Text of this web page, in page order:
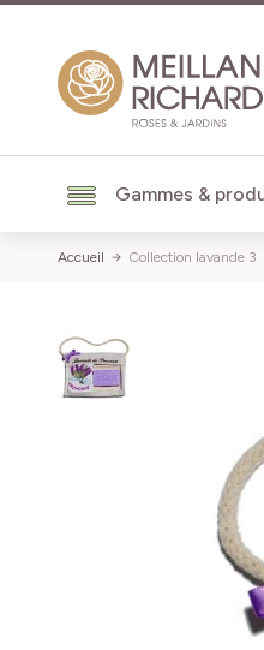
Gammes &
Accueil Collection lavande 3